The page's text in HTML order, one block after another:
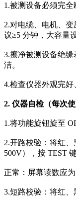
1.被测设备必须完全
2.对电缆、电机、
议≥5 分钟，大容量
3.擦净被测设备绝
洁。
4.检查仪器外观完好
2. 仪器自检（每次使
1.将功能旋钮旋至
2.开路校验：将红
500V），按 TEST
正常：屏幕读数应
3.短路校验：将红、